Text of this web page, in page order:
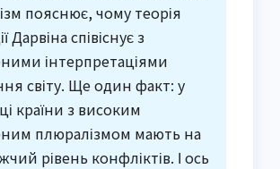
пояснює, чому теорія
Дарвіна співіснує з
інтерпретаціями
світу. Ще один факт: у
країни з високим
плюралізмом мають на
рівень конфліктів. І ось